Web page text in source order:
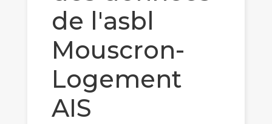
de l'asbl
Mouscron-
Logement
AIS